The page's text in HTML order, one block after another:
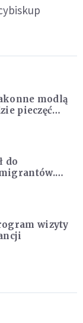
modlą
pieczęć
wiary"
do
wizyty